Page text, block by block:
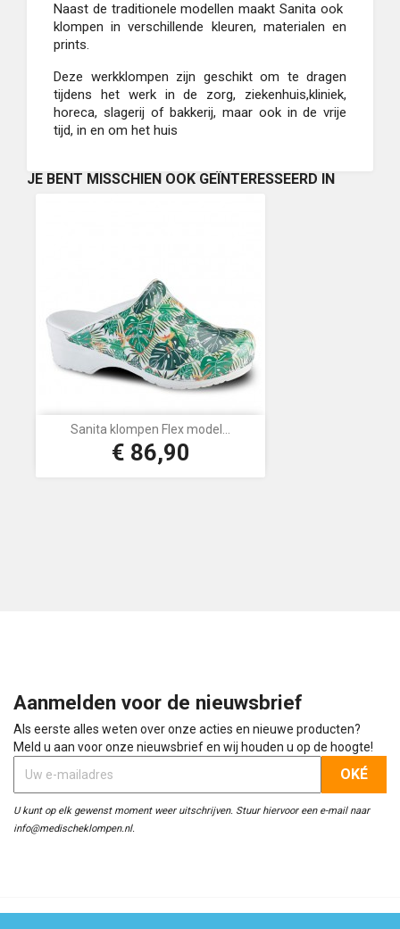
Naast de traditionele modellen maakt Sanita ook
klompen in verschillende kleuren, materialen en
prints.
Deze werkklompen zijn geschikt om te dragen
tijdens het werk in de zorg, ziekenhuis,kliniek,
horeca, slagerij of bakkerij, maar ook in de vrije
tijd, in en om het huis
JE BENT MISSCHIEN OOK GEÏNTERESSEERD IN
Sanita klompen Flex model...
Prijs
€ 86,90
Aanmelden voor de nieuwsbrief
Als eerste alles weten over onze acties en nieuwe producten?
Meld u aan voor onze nieuwsbrief en wij houden u op de hoogte!
U kunt op elk gewenst moment weer uitschrijven. Stuur hiervoor een e-mail naar
info@medischeklompen.nl.